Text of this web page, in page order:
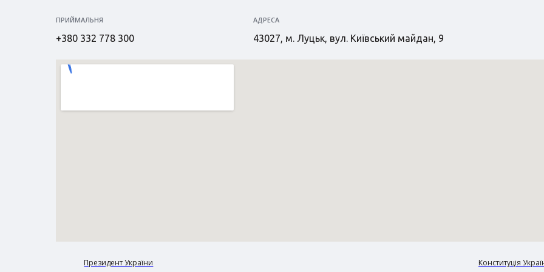
ПРИЙМАЛЬНЯ
+380 332 778 300
АДРЕСА
43027, м. Луцьк, вул. Київський майдан, 9
Президент України
Конституція